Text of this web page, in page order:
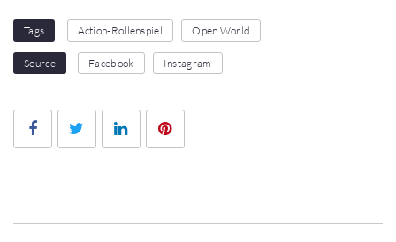
Tags Action-Rollenspiel Open World
Source Facebook Instagram
FacebookTwitter LinkedIn